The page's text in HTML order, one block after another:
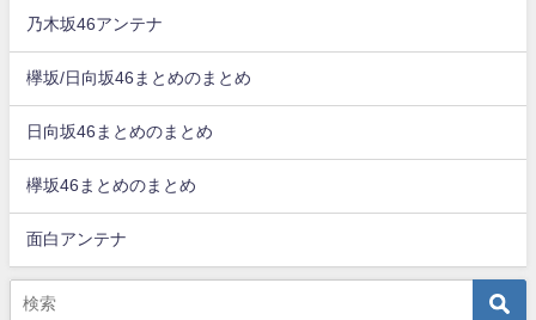
乃木坂46アンテナ
欅坂/日向坂46まとめのまとめ
日向坂46まとめのまとめ
欅坂46まとめのまとめ
面白アンテナ